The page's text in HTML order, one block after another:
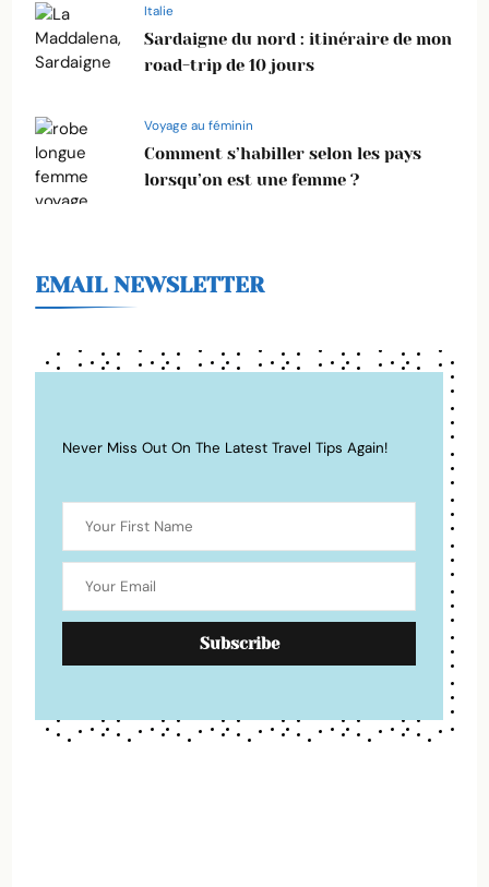
Italie
Sardaigne du nord : itinéraire de mon
road-trip de 10 jours
Voyage au féminin
Comment s’habiller selon les pays
lorsqu’on est une femme ?
EMAIL NEWSLETTER
Never Miss Out On The Latest Travel Tips Again!